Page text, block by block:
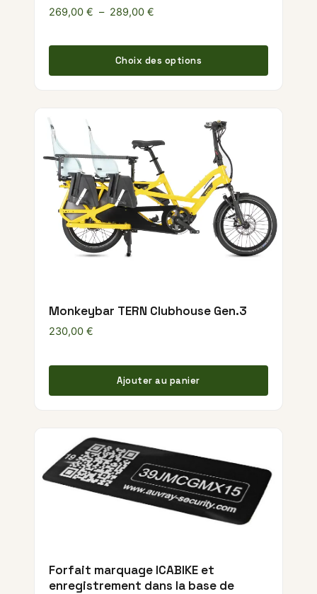
269,00 € – 289,00 €
Choix des options
Ce
Monkeybar TERN Clubhouse Gen.3
230,00 €
Ajouter au panier
Forfait marquage ICABIKE et
enregistrement dans la base de